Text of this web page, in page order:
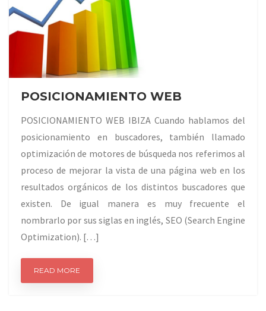
POSICIONAMIENTO WEB
POSICIONAMIENTO WEB IBIZA Cuando hablamos del
posicionamiento en buscadores, también llamado
optimización de motores de búsqueda nos referimos al
proceso de mejorar la vista de una página web en los
resultados orgánicos de los distintos buscadores que
existen. De igual manera es muy frecuente el
nombrarlo por sus siglas en inglés, SEO (Search Engine
Optimization). […]
READ MORE